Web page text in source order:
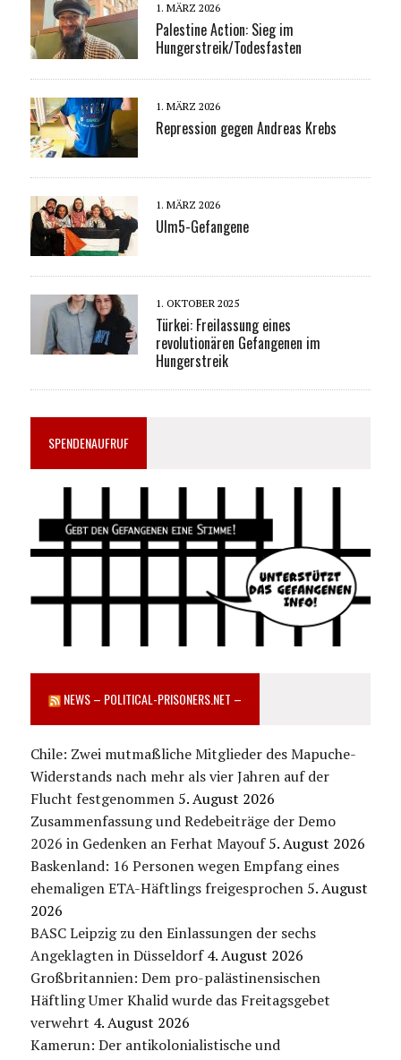
1. MÄRZ 2026
Palestine Action: Sieg im
Hungerstreik/Todesfasten
1. MÄRZ 2026
Repression gegen Andreas Krebs
1. MÄRZ 2026
Ulm5-Gefangene
1. OKTOBER 2025
Türkei: Freilassung eines
revolutionären Gefangenen im
Hungerstreik
SPENDENAUFRUF
NEWS – POLITICAL-PRISONERS.NET –
Chile: Zwei mutmaßliche Mitglieder des Mapuche-
Widerstands nach mehr als vier Jahren auf der
Flucht festgenommen 5. August 2026
Zusammenfassung und Redebeiträge der Demo
2026 in Gedenken an Ferhat Mayouf 5. August 2026
Baskenland: 16 Personen wegen Empfang eines
ehemaligen ETA-Häftlings freigesprochen 5. August
2026
BASC Leipzig zu den Einlassungen der sechs
Angeklagten in Düsseldorf 4. August 2026
Großbritannien: Dem pro-palästinensischen
Häftling Umer Khalid wurde das Freitagsgebet
verwehrt 4. August 2026
Kamerun: Der antikolonialistische und